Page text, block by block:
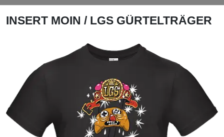
INSERT MOIN / LGS GÜRTELTRÄGER